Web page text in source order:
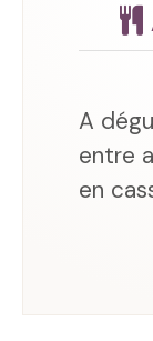
A
entre
en